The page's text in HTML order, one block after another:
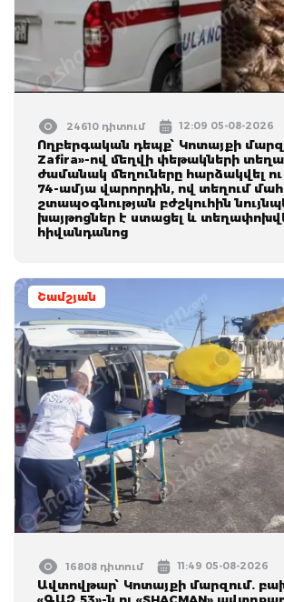
24610 դիտում 12:09 05-08-2026
Ողբերգական դեպք՝ Կոտայքի
Zafira»-ով մեղվի փեթակների
ժամանակ մեղուները հարձակվել ու
74-ամյա վարորդին, ով տեղում
շտապօգնության բժշկուհին
խայթոցներ է ստացել և
հիվանդանոց
Շամշյան
16808 դիտում 11:49 05-08-2026
Ավտովթար՝ Կոտայքի մարզում.
«ԳԱԶ 53»-ն ու «SHACMAN»